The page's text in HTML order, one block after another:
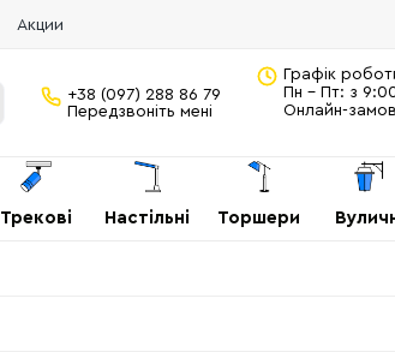
Акции
+38 (097) 288 86 79
Передзвоніть мені
Графік
Пн - Пт: з
Онлайн-
Трекові Настільні Торшери